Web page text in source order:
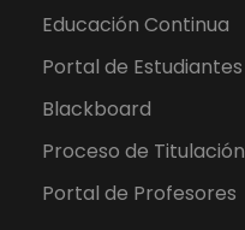
Educación Continua
Portal de Estudiantes
Blackboard
Proceso de Titulación
Portal de Profesores